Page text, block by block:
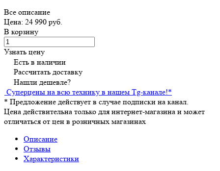
Все описание
Цена: 24 990 руб.
В корзину
Узнать цену
Есть в наличии
Рассчитать доставку
Нашли дешевле?
Суперцены на всю технику в нашем Tg-канале!*
* Предложение действует в случае подписки на канал.
Цена действительна только для интернет-магазина и может
отличаться от цен в розничных магазинах
Описание
Отзывы
Характеристики